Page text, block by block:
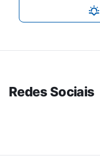
Redes Sociais